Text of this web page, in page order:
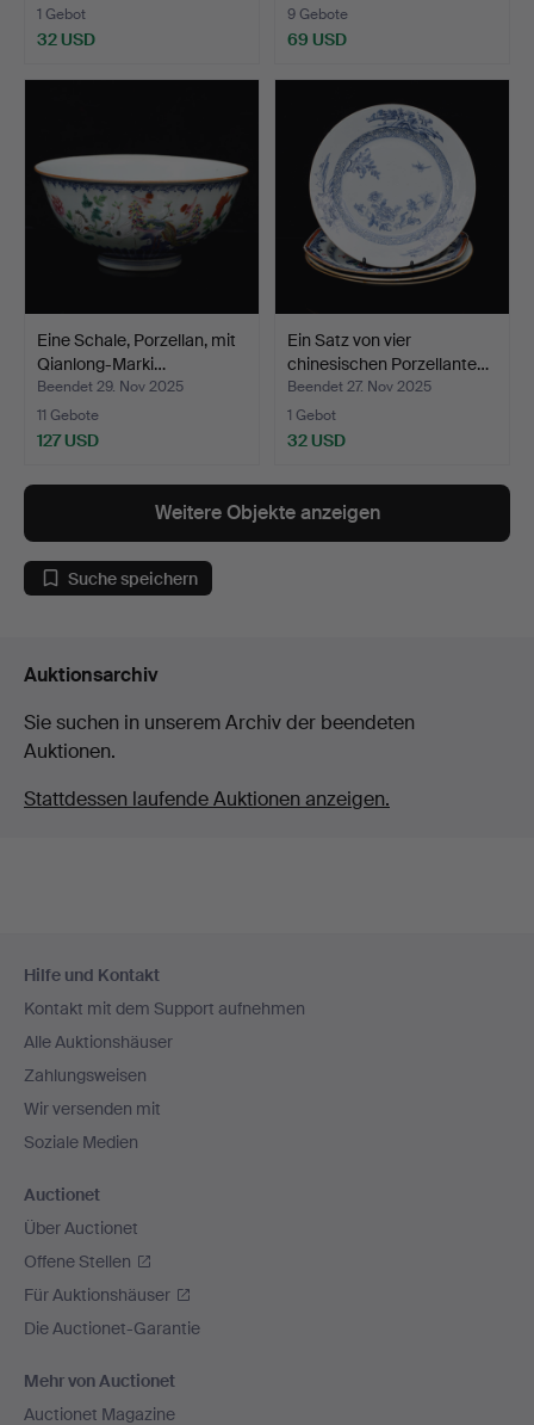
1 Gebot
32 USD
9 Gebote
69 USD
Eine Schale, Porzellan, mit
Qianlong-Marki…
Beendet 29. Nov 2025
11 Gebote
127 USD
Ein Satz von vier
chinesischen Porzellante…
Beendet 27. Nov 2025
1 Gebot
32 USD
Weitere Objekte anzeigen
Suche speichern
Auktionsarchiv
Sie suchen in unserem Archiv der beendeten
Auktionen.
Stattdessen laufende Auktionen anzeigen.
Navigation
Hilfe und Kontakt
Kontakt mit dem Support aufnehmen
Alle Auktionshäuser
Zahlungsweisen
Wir versenden mit
Soziale Medien
Auctionet
Über Auctionet
Offene Stellen
Für Auktionshäuser
Die Auctionet-Garantie
Mehr von Auctionet
Auctionet Magazine